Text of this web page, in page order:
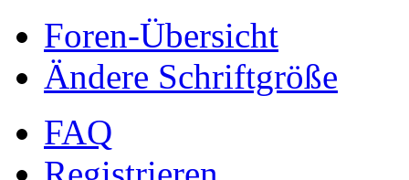
Foren-Übersicht
Ändere Schriftgröße
FAQ